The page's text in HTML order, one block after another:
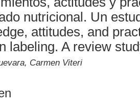
nutricional. Un
attitudes, and
labeling. A review
Carmen Viteri